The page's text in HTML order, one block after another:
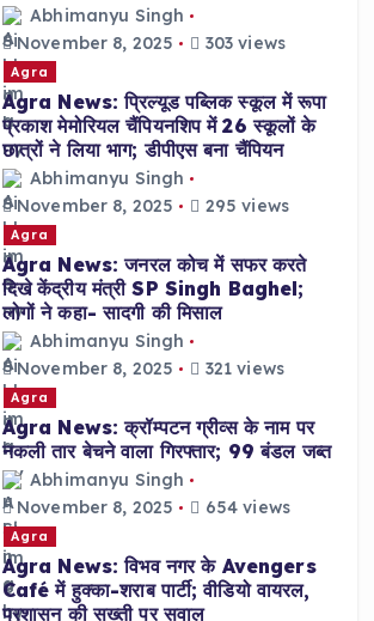
Abhimanyu Singh
November 8, 2025
303 views
Agra
Agra News: प्रिल्यूड पब्लिक स्कूल में रूपा
प्रकाश मेमोरियल चैंपियनशिप में 26 स्कूलों के
छात्रों ने लिया भाग; डीपीएस बना चैंपियन
Abhimanyu Singh
November 8, 2025
295 views
Agra
Agra News: जनरल कोच में सफर करते
दिखे केंद्रीय मंत्री SP Singh Baghel;
लोगों ने कहा- सादगी की मिसाल
Abhimanyu Singh
November 8, 2025
321 views
Agra
Agra News: क्रॉम्पटन ग्रीव्स के नाम पर
नकली तार बेचने वाला गिरफ्तार; 99 बंडल जब्त
Abhimanyu Singh
November 8, 2025
654 views
Agra
Agra News: विभव नगर के Avengers
Café में हुक्का-शराब पार्टी; वीडियो वायरल,
प्रशासन की सख्ती पर सवाल